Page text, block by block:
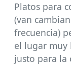
Platos para
(van
frecuencia)
el lugar muy
justo para la